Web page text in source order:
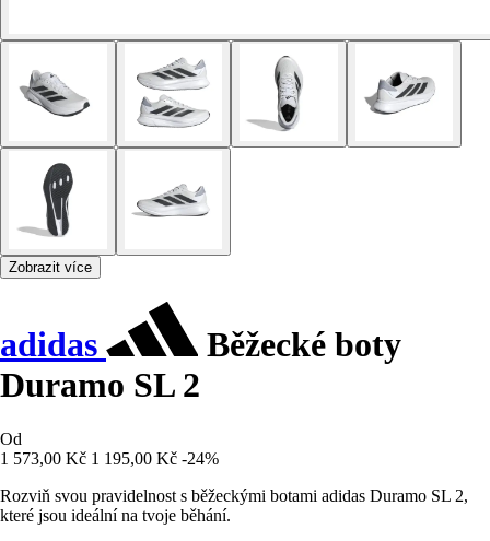
Zobrazit více
adidas
Běžecké boty
Duramo SL 2
Od
1 573,00 Kč 1 195,00 Kč -24%
Rozviň svou pravidelnost s běžeckými botami adidas Duramo SL 2,
které jsou ideální na tvoje běhání.